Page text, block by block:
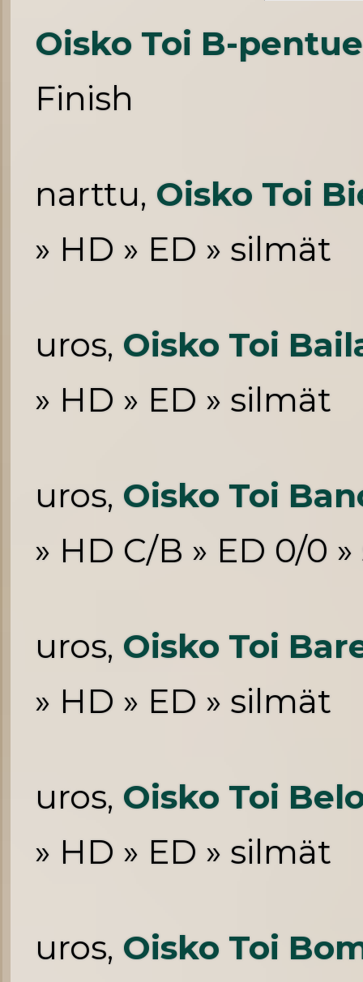
Oisko Toi B-pentue
Finish
narttu, Oisko Toi
» HD » ED » silmät
uros, Oisko Toi
» HD » ED » silmät
uros, Oisko Toi
» HD C/B » ED 0/0
uros, Oisko Toi
» HD » ED » silmät
uros, Oisko Toi
» HD » ED » silmät
uros, Oisko Toi